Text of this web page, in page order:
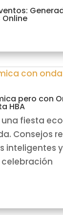
pero con
HBA
fiesta
Consejos
inteligentes
celebración